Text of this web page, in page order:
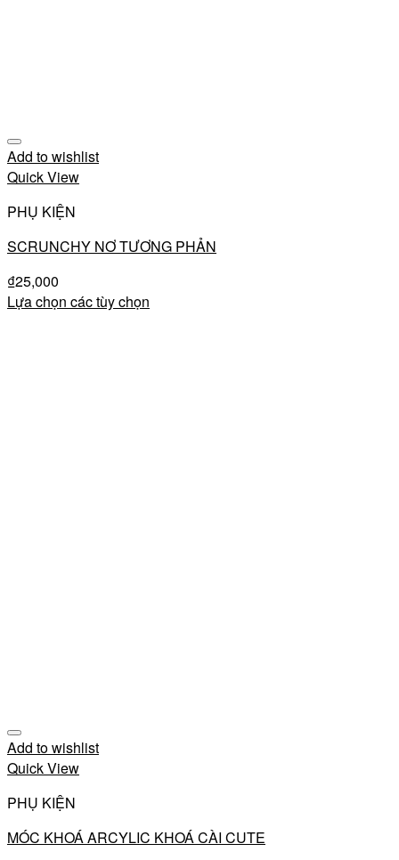
Add to wishlist
Quick View
PHỤ KIỆN
SCRUNCHY NƠ TƯƠNG PHẢN
₫25,000
Lựa chọn các tùy chọn
Add to wishlist
Quick View
PHỤ KIỆN
MÓC KHOÁ ARCYLIC KHOÁ CÀI CUTE